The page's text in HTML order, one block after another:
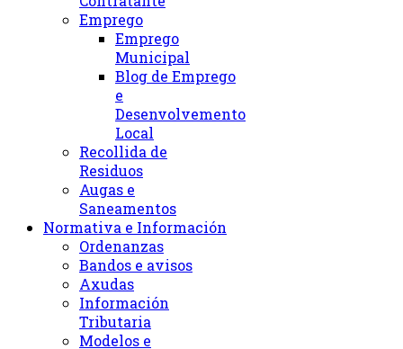
Emprego
Emprego
Municipal
Blog de Emprego
e
Desenvolvemento
Local
Recollida de
Residuos
Augas e
Saneamentos
Normativa e Información
Ordenanzas
Bandos e avisos
Axudas
Información
Tributaria
Modelos e